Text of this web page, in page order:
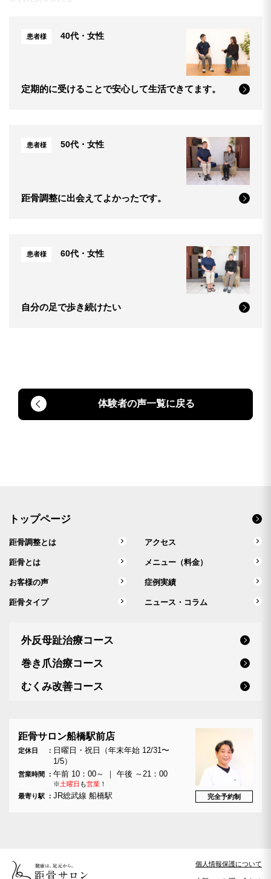
患者様 40代・女性
定期的に受けることで安心して生活できてます。
患者様 50代・女性
距骨調整に出会えてよかったです。
患者様 60代・女性
自分の足で歩き続けたい
体験者の声一覧に戻る
トップページ
距骨調整とは アクセス
距骨とは メニュー（料金）
お客様の声 症例実績
距骨タイプ ニュース・コラム
外反母趾治療コース
巻き爪治療コース
むくみ改善コース
距骨サロン船橋駅前店
定休日
日曜日・祝日（年末年始 12/31〜
1/5）
営業時間 午前 10：00～ ｜ 午後 ～21：00
※土曜日 も営業 ！
最寄り駅
JR総武線 船橋駅 完全予約制
個人情報保護について